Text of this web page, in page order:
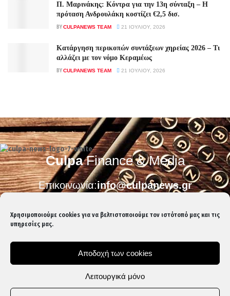
Χρησιμοποιούμε cookies για να βελτιστοποιούμε τον ιστότοπό μας και τις
υπηρεσίες μας.
Αποδοχή των cookies
Λειτουργικά μόνο
Π. Μαρινάκης: Κόντρα για την 13η σύνταξη – Η
πρόταση Ανδρουλάκη κοστίζει €2,5 δισ.
BYCULPANEWS TEAM 21 ΙΟΥΛΊΟΥ, 2026
Κατάργηση περικοπών συντάξεων χηρείας 2026 – Τι
αλλάζει με τον νόμο Κεραμέως
BYCULPANEWS TEAM 21 ΙΟΥΛΊΟΥ, 2026
CulpaFinance & Media
Επικοινωνία:info@culpanews.gr
Διαφήμιση:ads@culpanews.gr